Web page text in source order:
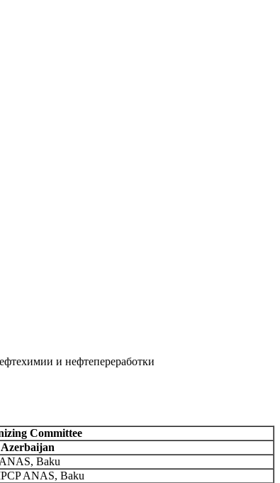
и нефтепереработки
Committee
Azerbaijan
Baku
ANAS, Baku